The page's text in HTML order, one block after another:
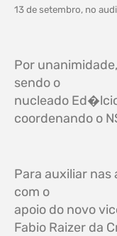
13 de setembro, no
Por
sendo o
nucleado
coordenando o
Para auxiliar
com o
apoio do novo
Fabio Raizer da